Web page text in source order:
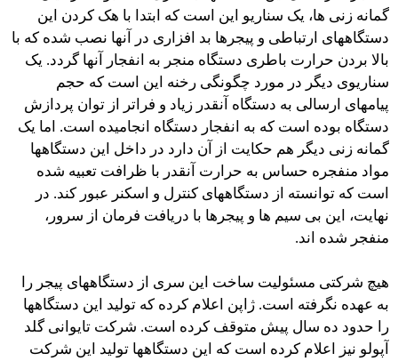
گمانه زنی ها، یک سناریو این است که ابتدا با هک کردن این
دستگاههای ارتباطی و پیجرها بد افزاری در آنها نصب شده که با
بالا بردن حرارت باطری دستگاه منجر به انفجار آنها گردد. یک
سناریوی دیگر در مورد چگونگی رخنه این است که حجم
پیامهای ارسالی به دستگاه آنقدر زیاد و فراتر از توان پردازش
دستگاه بوده است که به انفجار دستگاه انجامیده است. اما یک
گمانه زنی دیگر هم حکایت از آن دارد در داخل این دستگاهها
مواد منفجره حساس به حرارت آنقدر با ظرافت تعبیه شده
است که توانسته از دستگاههای کنترل و اسکنر عبور کند. در
نهایت، این بی سیم ها و پیجرها با دریافت فرمان از سرور،
منفجر شده اند.
هیچ شرکتی مسئولیت ساخت این سری از دستگاههای پیجر را
به عهده نگرفته است. ژاپن اعلام کرده که تولید این دستگاهها
را حدود ده سال پیش متوقف کرده است. شرکت تایوانی گلد
آپولو نیز اعلام کرده است که این دستگاهها تولید این شرکت